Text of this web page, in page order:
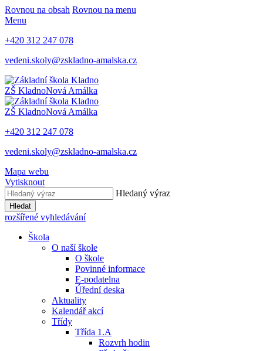
Rovnou na obsah Rovnou na menu
Menu
+420 312 247 078
vedeni.skoly@zskladno-amalska.cz
ZŠ KladnoNová Amálka
ZŠ KladnoNová Amálka
+420 312 247 078
vedeni.skoly@zskladno-amalska.cz
Mapa webu
Vytisknout
Hledaný výraz
Hledat
rozšířené vyhledávání
Škola
O naší škole
O škole
Povinné informace
E-podatelna
Úřední deska
Aktuality
Kalendář akcí
Třídy
Třída 1.A
Rozvrh hodin